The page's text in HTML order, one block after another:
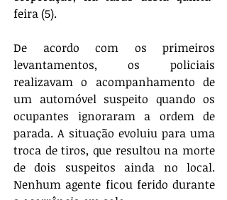
feira (5).
De acordo com os primeiros
levantamentos, os policiais
realizavam o acompanhamento de
um automóvel suspeito quando os
ocupantes ignoraram a ordem de
parada. A situação evoluiu para uma
troca de tiros, que resultou na morte
de dois suspeitos ainda no local.
Nenhum agente ficou ferido durante